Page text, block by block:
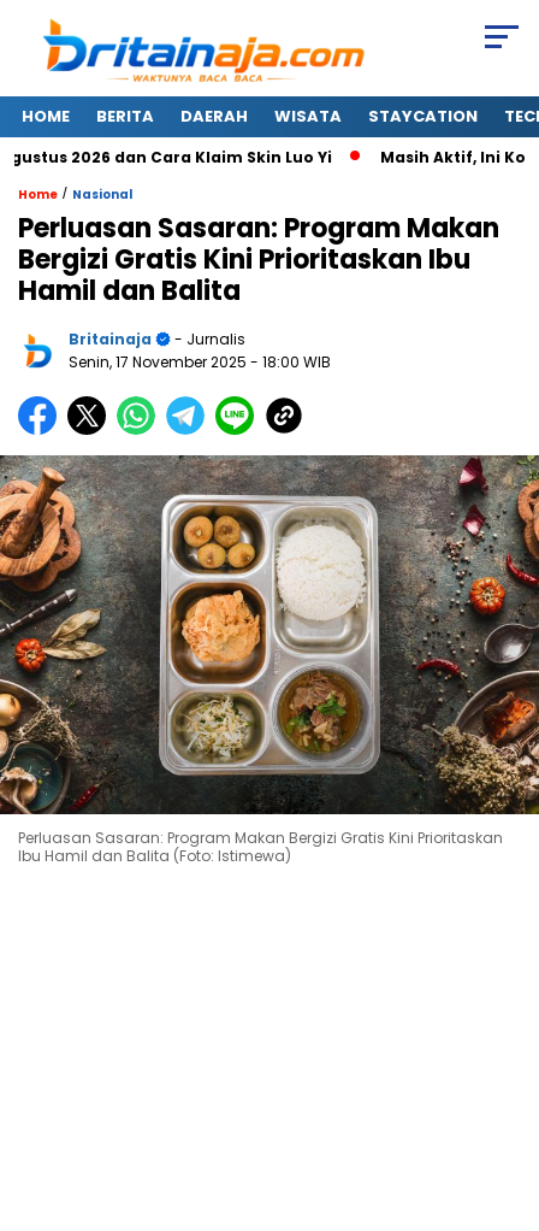
HOME BERITA DAERAH WISATA STAYCATION
2026 dan Cara Klaim Skin Luo Yi Masih Aktif, Ini Kode
Home / Nasional
Perluasan Sasaran: Program Makan
Bergizi Gratis Kini Prioritaskan Ibu
Hamil dan Balita
Britainaja
- Jurnalis
Senin, 17 November 2025 - 18:00 WIB
Perluasan Sasaran: Program Makan Bergizi Gratis Kini Prioritaskan
Ibu Hamil dan Balita (Foto: Istimewa)